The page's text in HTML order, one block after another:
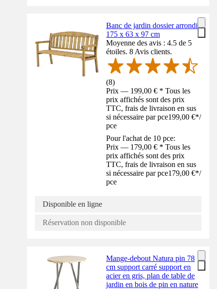
Banc de jardin dossier arrondi
175 x 63 x 97 cm
Moyenne des avis : 4.5 de 5
étoiles. 8 Avis clients.
(8)
Prix — 199,00 € * Tous les
prix affichés sont des prix
TTC, frais de livraison en sus
si nécessaire par pce199,00 €*/
pce
Pour l'achat de 10 pce:
Prix — 179,00 € * Tous les
prix affichés sont des prix
TTC, frais de livraison en sus
si nécessaire par pce179,00 €*/
pce
Disponible en ligne
Réservation non disponible
Mange-debout Natura pin 78
cm support carré support en
acier en gris, plan de table de
jardin en bois de pin en nature